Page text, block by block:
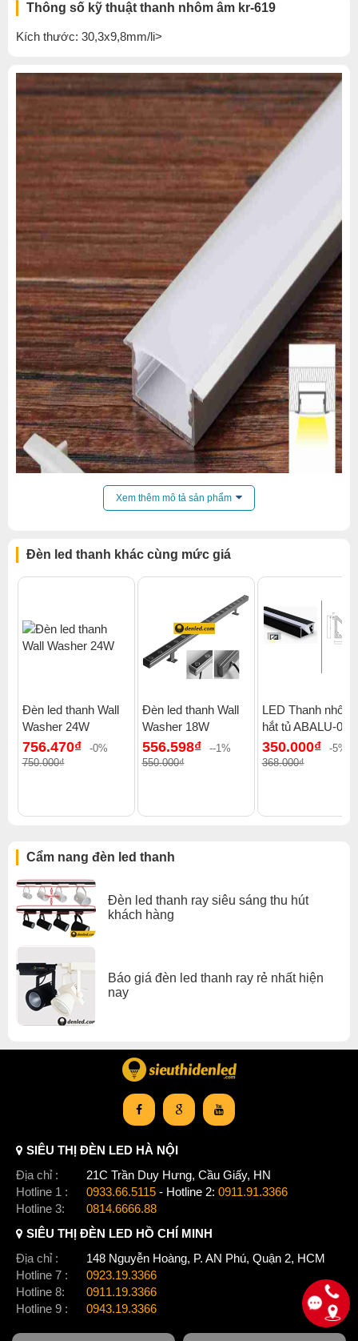
Thông số kỹ thuật thanh nhôm âm kr-619
Kích thước: 30,3x9,8mm/li>
Thanh nhôm KR-619 Thông số ỹ thuật Thanh nhôm KR-
Chiều dài thanh nhôm: 2m/3m/thanh
Kích thước bề mặt: 30,3x9,8mm
Chất liệu nhôm: 6063-T5
Xử lý bề mặt: mạ bạc
Xem thêm mô tả sản phẩm
Đèn led thanh khác cùng mức giá
Đèn led thanh Wall
Washer 24W
756.470₫
-0%
750.000₫
Đèn led thanh Wall
Washer 18W
556.598₫
--1%
550.000₫
LED Thanh nhôm
hắt tủ ABALU-01
350.000₫
-5%
368.000₫
Cẩm nang đèn led thanh
Đèn led thanh ray siêu sáng thu hút
khách hàng
Báo giá đèn led thanh ray rẻ nhất hiện
nay
SIÊU THỊ ĐÈN LED HÀ NỘI
Địa chỉ :
21C Trần Duy Hưng, Cầu Giấy, HN
Hotline 1 :
0933.66.5115 - Hotline 2: 0911.91.3366
Hotline 3:
0814.6666.88
SIÊU THỊ ĐÈN LED HỒ CHÍ MINH
Địa chỉ :
148 Nguyễn Hoàng, P. AN Phú, Quận 2, HCM
Hotline 7 :
0923.19.3366
Hotline 8:
0911.19.3366
Hotline 9 :
0943.19.3366